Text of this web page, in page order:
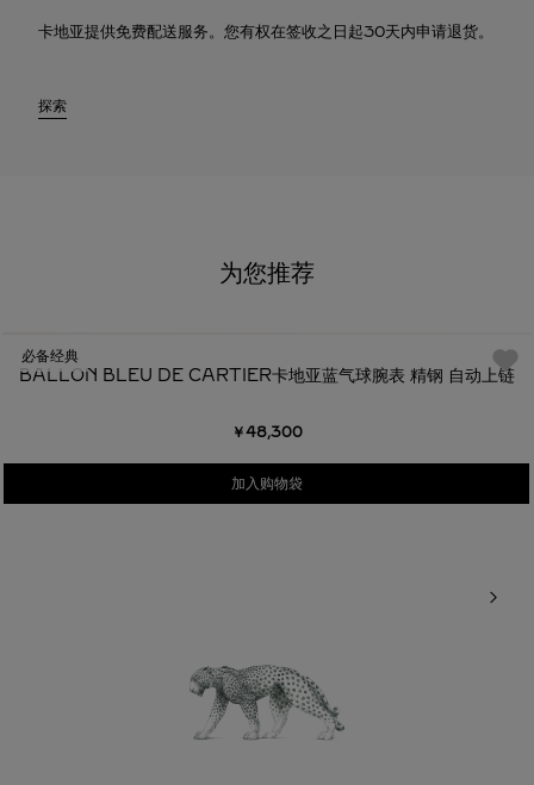
卡地亚提供免费配送服务。您有权在签收之日起30天内申请退货。
探索
为您推荐
BALLON BLEU DE CARTIER卡地亚蓝气球腕表 精钢 自动上链
￥48,300
加入购物袋
必备经典